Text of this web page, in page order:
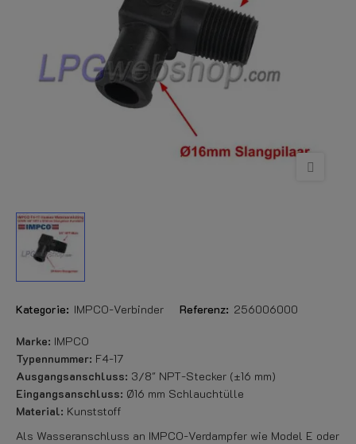
Kategorie: IMPCO-Verbinder Referenz: 256006000
Marke: IMPCO
Typennummer: F4-17
Ausgangsanschluss: 3/8" NPT-Stecker (±16 mm)
Eingangsanschluss: Ø16 mm Schlauchtülle
Material: Kunststoff
Als Wasseranschluss an IMPCO-Verdampfer wie Model E oder